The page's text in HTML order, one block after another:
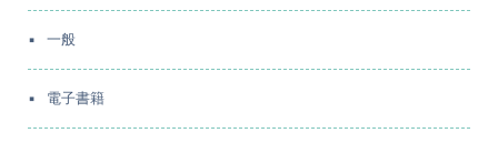
一般
電子書籍